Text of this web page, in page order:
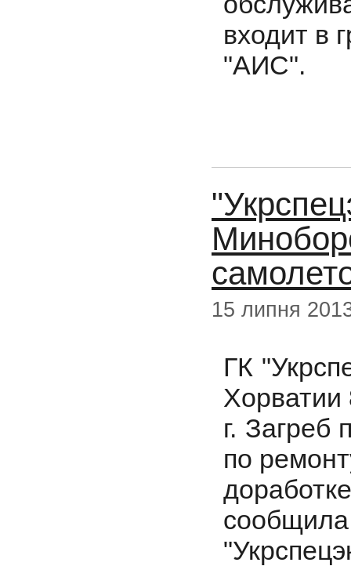
входит в
"АИС".
15 липня
ГК
г. Загреб
по